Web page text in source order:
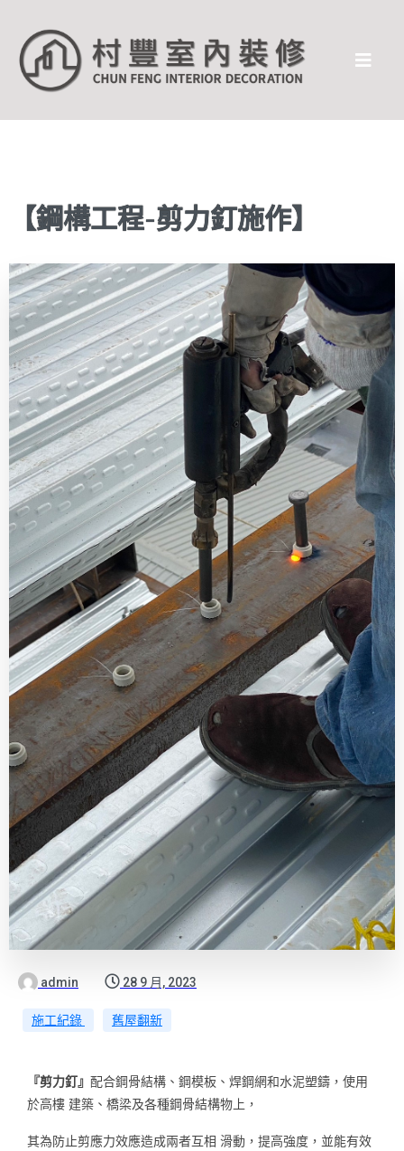
【鋼構工程-剪力釘施作】
admin 28 9 月, 2023
施工紀錄 舊屋翻新
『剪力釘』 配合鋼骨結構、鋼模板、焊鋼網和水泥塑鑄，使用
於高樓 建築、橋梁及各種鋼骨結構物上，
其為防止剪應力效應造成兩者互相 滑動，提高強度，並能有效